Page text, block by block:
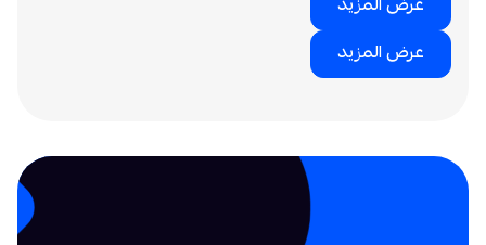
عرض المزيد
عرض المزيد